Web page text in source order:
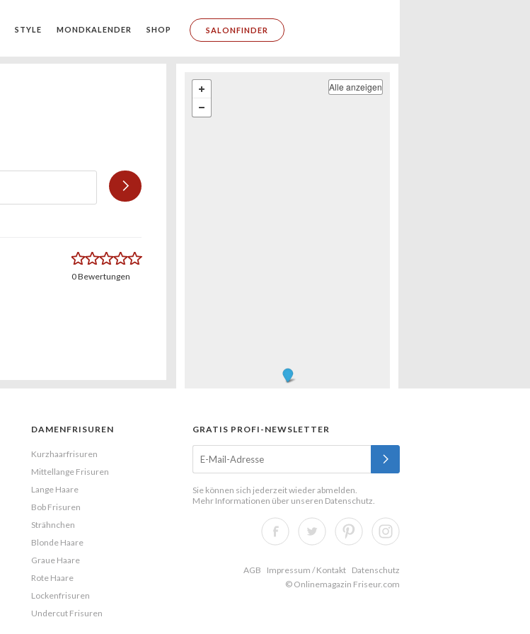
STYLE MONDKALENDER SHOP SALONFINDER
0.0
0 Bewertungen
Alle anzeigen
DAMENFRISUREN
Kurzhaarfrisuren
Mittellange Frisuren
Lange Haare
Bob Frisuren
Strähnchen
Blonde Haare
Graue Haare
Rote Haare
Lockenfrisuren
Undercut Frisuren
GRATIS PROFI-NEWSLETTER
Sie können sich jederzeit wieder abmelden.
Mehr Informationen über unseren Datenschutz.
AGB Impressum / Kontakt
Datenschutz
© Onlinemagazin Friseur.com